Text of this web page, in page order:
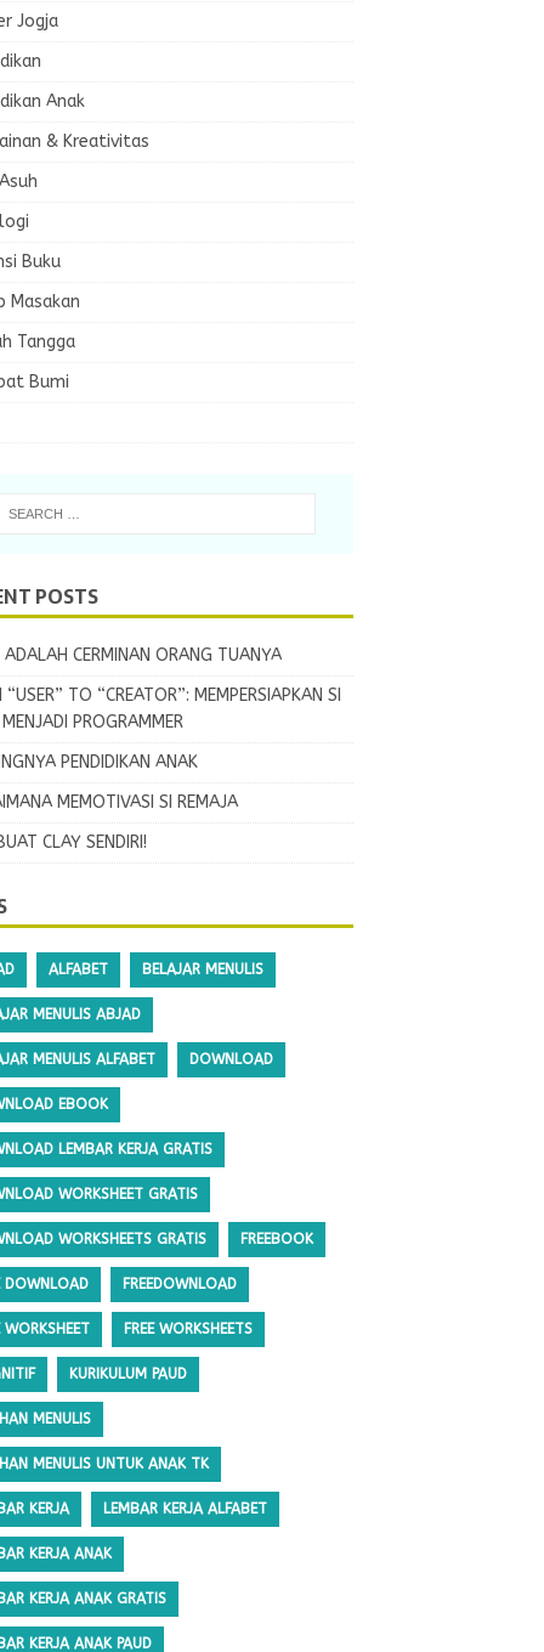
Jogja
Anak
& Kreativitas
Buku
Masakan
Tangga
Bumi
POSTS
CERMINAN ORANG TUANYA
“USER” TO “CREATOR”: MEMPERSIAPKAN SI
MENJADI PROGRAMMER
PENDIDIKAN ANAK
MEMOTIVASI SI REMAJA
CLAY SENDIRI!
ALFABET BELAJAR MENULIS
MENULIS ABJAD
MENULIS ALFABET DOWNLOAD
EBOOK
LEMBAR KERJA GRATIS
WORKSHEET GRATIS
WORKSHEETS GRATIS FREEBOOK
DOWNLOAD FREEDOWNLOAD
WORKSHEET FREE WORKSHEETS
KURIKULUM PAUD
MENULIS
MENULIS UNTUK ANAK TK
KERJA LEMBAR KERJA ALFABET
KERJA ANAK
KERJA ANAK GRATIS
KERJA ANAK PAUD